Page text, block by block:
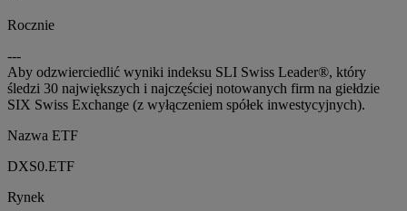
Rocznie
---
Aby odzwierciedlić wyniki indeksu SLI Swiss Leader®, który
śledzi 30 największych i najczęściej notowanych firm na giełdzie
SIX Swiss Exchange (z wyłączeniem spółek inwestycyjnych).
Nazwa ETF
DXS0.ETF
Rynek